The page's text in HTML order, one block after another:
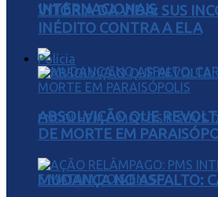
INTERNACIONAIS
MUDANÇA NO ASFALTO:
VITÓRIA DA VIDA: SUS
INÉDITO CONTRA A ELA
Polícia
ABSOLVIÇÃO QUE
DE MORTE EM